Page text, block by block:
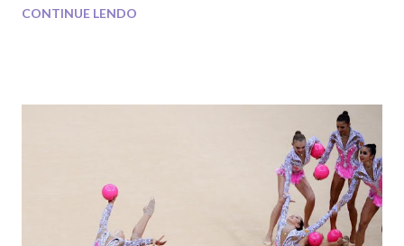
CONTINUE LENDO